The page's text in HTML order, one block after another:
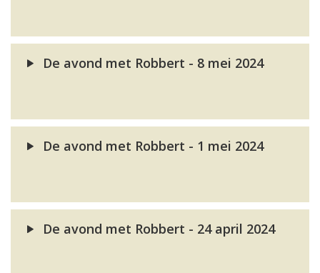
De avond met Robbert - 8 mei 2024
De avond met Robbert - 1 mei 2024
De avond met Robbert - 24 april 2024